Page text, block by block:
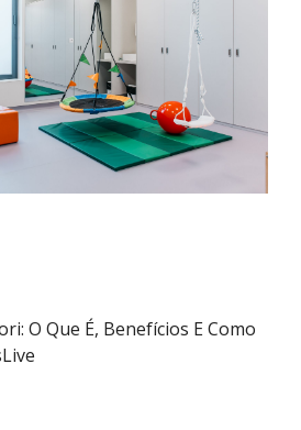
O Que É, Benefícios E Como